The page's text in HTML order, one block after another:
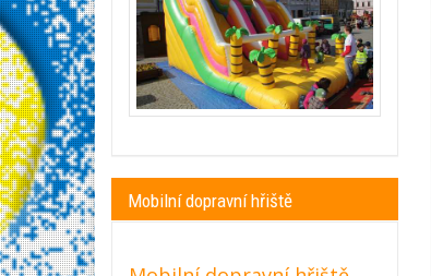
Mobilní dopravní hřiště